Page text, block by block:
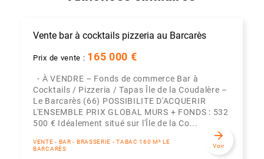
Vente bar à cocktails pizzeria au Barcarès
Prix de vente : 165 000 €
- À VENDRE – Fonds de commerce Bar à
Cocktails / Pizzeria / Tapas Île de la Coudalère –
Le Barcarès (66) POSSIBILITE D'ACQUERIR
L'ENSEMBLE PRIX GLOBAL MURS + FONDS : 532
500 € Idéalement situé sur l'Île de la Co...
VENTE - BAR - BRASSERIE - TABAC 160 M² LE
BARCARÈS
arrow_forward
Voir